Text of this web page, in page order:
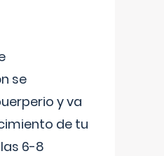
se
y va
de tu
6-8